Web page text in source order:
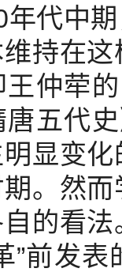
年代中
持在
王仲荦
五代
显变
。然
的看
”前发